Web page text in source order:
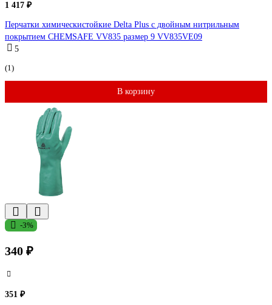
1 417 ₽
Перчатки химическистойкие Delta Plus с двойным нитрильным
покрытием CHEMSAFE VV835 размер 9 VV835VE09
5
(1)
В корзину
-3%
340 ₽
351 ₽